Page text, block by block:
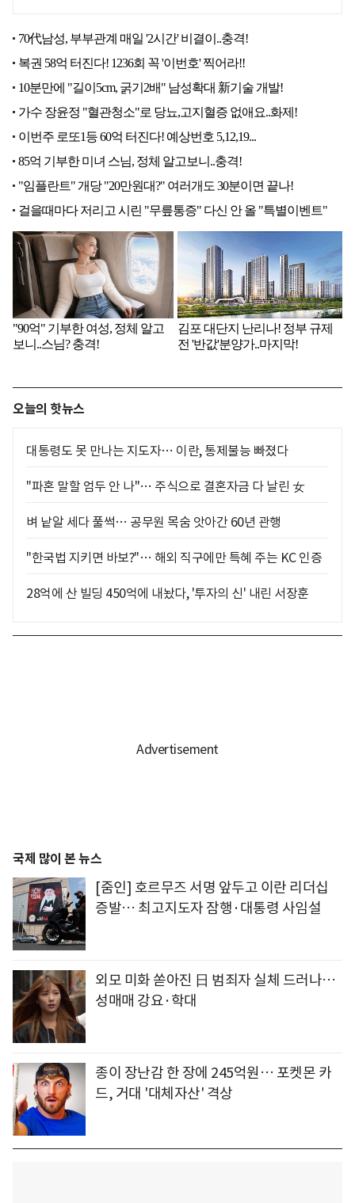
오늘의 핫뉴스
대통령도 못 만나는 지도자… 이란, 통제불능 빠졌다
"파혼 말할 엄두 안 나"… 주식으로 결혼자금 다 날린 女
벼 낱알 세다 풀썩… 공무원 목숨 앗아간 60년 관행
"한국법 지키면 바보?"… 해외 직구에만 특혜 주는 KC 인증
28억에 산 빌딩 450억에 내놨다, '투자의 신' 내린 서장훈
국제 많이 본 뉴스
[줌인] 호르무즈 서명 앞두고 이란 리더십
증발… 최고지도자 잠행·대통령 사임설
외모 미화 쏟아진 日 범죄자 실체 드러나…
성매매 강요·학대
종이 장난감 한 장에 245억원… 포켓몬 카
드, 거대 '대체자산' 격상